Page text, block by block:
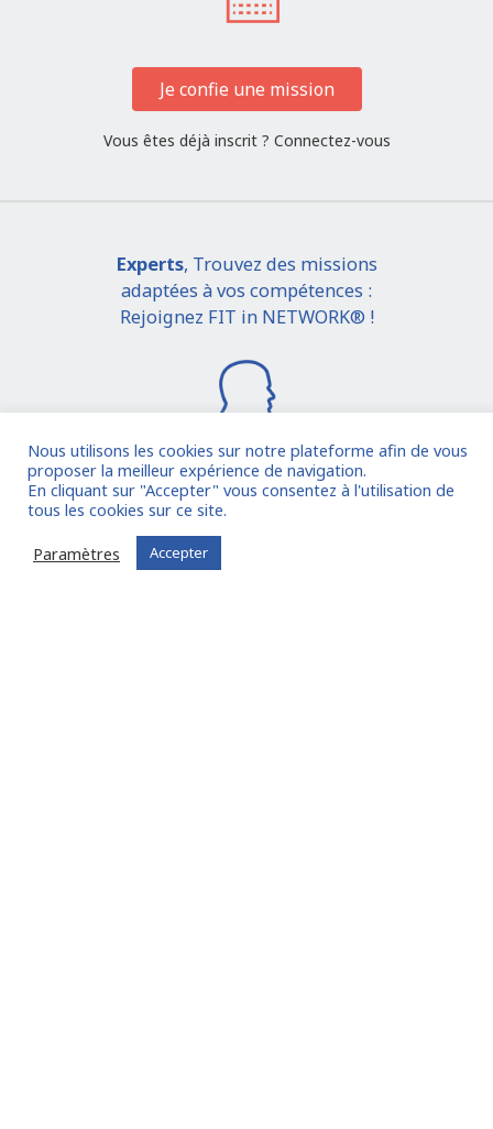
Je confie une mission
Vous êtes déjà inscrit ? Connectez-vous
Experts, Trouvez des missions
adaptées à vos compétences :
Rejoignez FIT in NETWORK® !
Je rejoins la communauté
Vous êtes déjà inscrit ?
Nous utilisons les cookies sur notre plateforme afin de vous
proposer la meilleur expérience de navigation.
En cliquant sur "Accepter" vous consentez à l'utilisation de
tous les cookies sur ce site.
Paramètres
Accepter